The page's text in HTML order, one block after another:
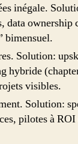
inégale.
data ownership
bimensuel.
Solution:
hybride
visibles.
Solution:
pilotes à